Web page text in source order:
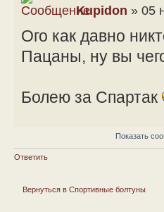
Kupidon » 05
Ого как давно
Пацаны, ну вы
Болею за Спартак
Показать
Ответить
Вернуться в Спортивные болтуны